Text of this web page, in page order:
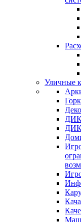
Уличные
ДИК
ДИК